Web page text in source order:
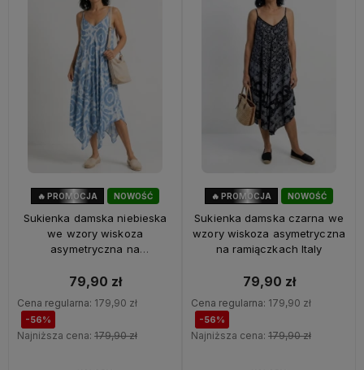
NOWOŚĆ
🔥 PROMOCJA
Sukienka damska niebieska
we wzory wiskoza
asymetryczna na
79,90 zł
Cena regularna: 179,90 zł
-56%
Najniższa cena: 179,90 zł
NOWOŚĆ
🔥 PROMOCJA
Sukienka damska czarna we
wzory wiskoza asymetryczna
na ramiączkach Italy
79,90 zł
Cena regularna: 179,90 zł
-56%
Najniższa cena: 179,90 zł